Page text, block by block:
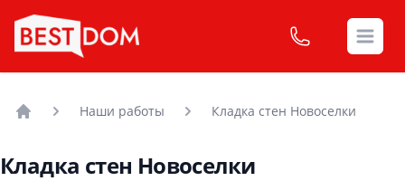
Наши работы Кладка стен Новоселки
Кладка стен Новоселки